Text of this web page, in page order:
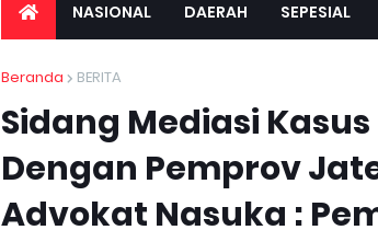
NASIONAL DAERAH SEPESIAL
Beranda BERITA
Sidang Mediasi
Dengan Pemprov
Advokat Nasuka :